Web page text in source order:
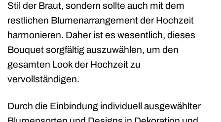
Stil der Braut, sondern sollte auch mit dem
restlichen Blumenarrangement der Hochzeit
harmonieren. Daher ist es wesentlich, dieses
Bouquet sorgfältig auszuwählen, um den
gesamten Look der Hochzeit zu
vervollständigen.
Durch die Einbindung individuell ausgewählter